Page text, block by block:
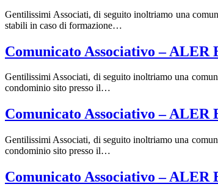
Gentilissimi Associati, di seguito inoltriamo una
stabili in caso di formazione…
Comunicato Associativo – ALER
Gentilissimi Associati, di seguito inoltriamo una
condominio sito presso il…
Comunicato Associativo – ALER
Gentilissimi Associati, di seguito inoltriamo una
condominio sito presso il…
Comunicato Associativo – ALER